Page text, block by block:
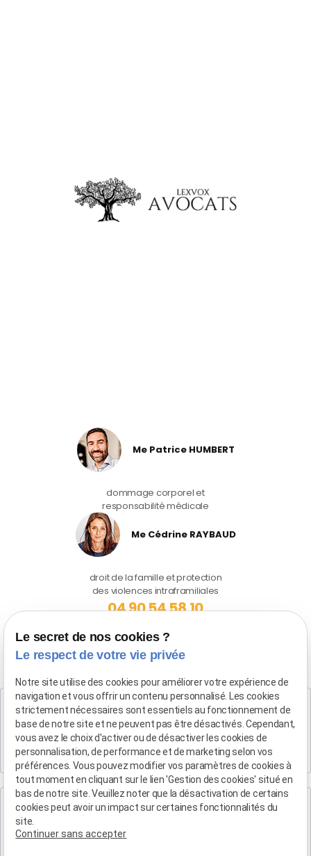
Me Patrice HUMBERT
dommage corporel et
responsabilité médicale
Me Cédrine RAYBAUD
droit de la famille et protection
des violences intraframiliales
04 90 54 58 10
Cabinet SALON DE PROVENCE
Maître Patrice HUMBERT
282 Boulevard Foch
13300 SALON-DE-PROVENCE
Cabinet d'Aix-en-Provence
4 rue du Quatre-Septembre
Le secret de nos cookies ?
Le respect de votre vie privée
Notre site utilise des cookies pour améliorer votre expérience de
navigation et vous offrir un contenu personnalisé. Les cookies
strictement nécessaires sont essentiels au fonctionnement de
base de notre site et ne peuvent pas être désactivés. Cependant,
vous avez le choix d'activer ou de désactiver les cookies de
personnalisation, de performance et de marketing selon vos
préférences. Vous pouvez modifier vos paramètres de cookies à
tout moment en cliquant sur le lien 'Gestion des cookies' situé en
bas de notre site. Veuillez noter que la désactivation de certains
cookies peut avoir un impact sur certaines fonctionnalités du
site.
Continuer sans accepter